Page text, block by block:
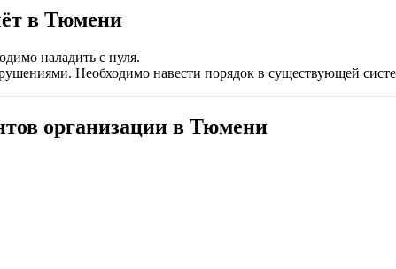
в Тюмени
наладить с нуля.
Необходимо навести порядок в существующей
организации в Тюмени